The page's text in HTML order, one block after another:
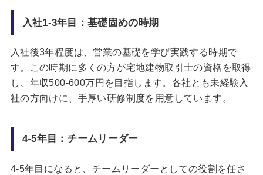
入社1-3年目：基礎固めの時期
入社後3年程度は、営業の基礎を学び実践する時期で
す。この時期に多くの方が宅地建物取引士の資格を取得
し、年収500-600万円を目指します。各社とも未経験入
社の方向けに、手厚い研修制度を用意しています。
4-5年目：チームリーダー
4-5年目になると、チームリーダーとしての役割を任さ